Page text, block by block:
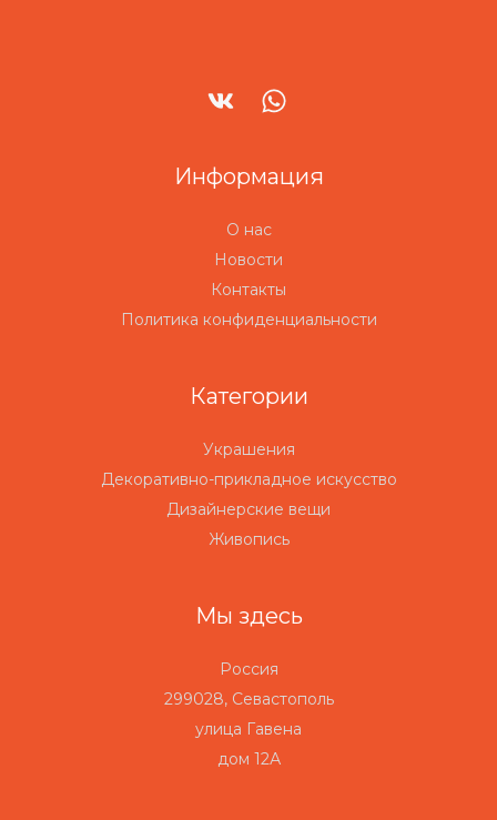
Информация
О нас
Новости
Контакты
Политика конфиденциальности
Категории
Украшения
Декоративно-прикладное искусство
Дизайнерские вещи
Живопись
Мы здесь
Россия
299028, Севастополь
улица Гавена
дом 12А